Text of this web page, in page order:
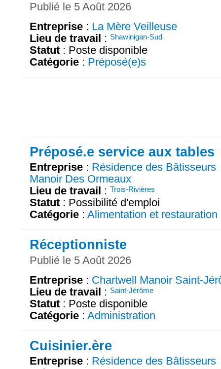
Publié le 5 Août 2026
Entreprise : La Mère Veilleuse
Lieu de travail : Shawinigan-Sud
Statut : Poste disponible
Catégorie : Préposé(e)s
Préposé.e service aux tables
Entreprise : Résidence des Bâtisseurs
Manoir Des Ormeaux
Lieu de travail : Trois-Rivières
Statut : Possibilité d'emploi
Catégorie : Alimentation et restauration
Réceptionniste
Publié le 5 Août 2026
Entreprise : Chartwell Manoir Saint-
Lieu de travail : Saint-Jérôme
Statut : Poste disponible
Catégorie : Administration
Cuisinier.ère
Entreprise : Résidence des Bâtisseurs